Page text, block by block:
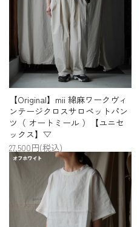
【Original】mii 綿麻ワークヴィ
ンテージクロスサロペットパン
ツ（ オートミール ）【ユニセ
ックス】▽
27,500円(税込)